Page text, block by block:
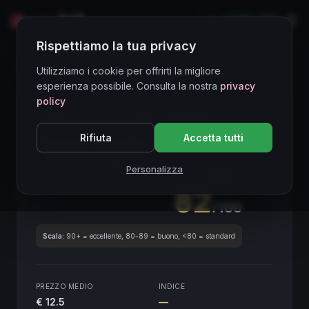
LIVE
Directory Vini
Langhe Favorita
SCORE ENOLOGICO GLOBALE
82/100
Scala: 90+ = eccellente, 80-89 = buono, <80 = standard
PREZZO MEDIO
€ 12.5
INDICE
—
Rispettiamo la tua privacy
Utilizziamo i cookie per offrirti la migliore
esperienza possibile. Consulta la nostra privacy
policy
Rifiuta Accetta tutti
Personalizza